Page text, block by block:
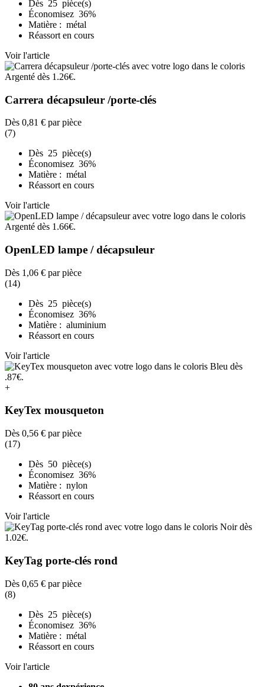
Dès 25 pièce(s)
Économisez 36%
Matière : métal
Réassort en cours
Voir l'article
Carrera décapsuleur /porte-clés
Dès 0,81 € par pièce
(7)
Dès 25 pièce(s)
Économisez 36%
Matière : métal
Réassort en cours
Voir l'article
OpenLED lampe / décapsuleur
Dès 1,06 € par pièce
(14)
Dès 25 pièce(s)
Économisez 36%
Matière : aluminium
Réassort en cours
Voir l'article
+
KeyTex mousqueton
Dès 0,56 € par pièce
(17)
Dès 50 pièce(s)
Économisez 36%
Matière : nylon
Réassort en cours
Voir l'article
KeyTag porte-clés rond
Dès 0,65 € par pièce
(8)
Dès 25 pièce(s)
Économisez 36%
Matière : métal
Réassort en cours
Voir l'article